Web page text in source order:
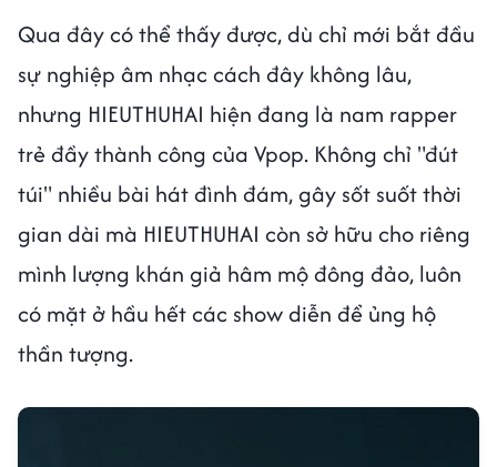
Qua đây có thể thấy được, dù chỉ mới bắt đầu
sự nghiệp âm nhạc cách đây không lâu,
nhưng HIEUTHUHAI hiện đang là nam rapper
trẻ đầy thành công của Vpop. Không chỉ "đút
túi" nhiều bài hát đình đám, gây sốt suốt thời
gian dài mà HIEUTHUHAI còn sở hữu cho riêng
mình lượng khán giả hâm mộ đông đảo, luôn
có mặt ở hầu hết các show diễn để ủng hộ
thần tượng.